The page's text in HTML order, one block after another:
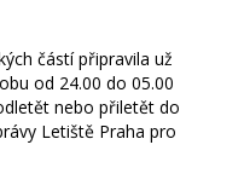
částí připravila už
od 24.00 do 05.00
nebo přiletět do
Letiště Praha pro